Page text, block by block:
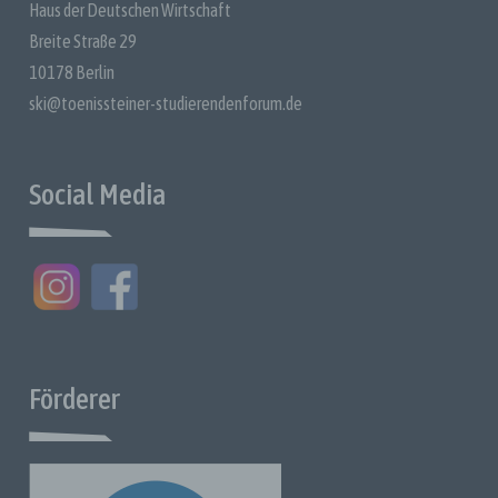
Haus der Deutschen Wirtschaft
Breite Straße 29
10178 Berlin
ski@toenissteiner-studierendenforum.de
Social Media
Förderer
identifizierbaren natürlichen Person zugewiesen werden.
g) Verantwortlicher oder für die Verarbeitung
Verantwortlicher
Verantwortlicher oder für die Verarbeitung Verantwortlicher
personenbezogenen Daten entscheidet; werden die Zwecke
Recht der Mitgliedstaaten bestimmt, so können der
Benennung durch das Unionsrecht oder das Recht der
Mitgliedstaaten vorgesehen werden.
Behörde, Einrichtung oder andere Stelle, die
personenbezogene Daten im Auftrag des Verantwortlichen
ver
) Empfänger